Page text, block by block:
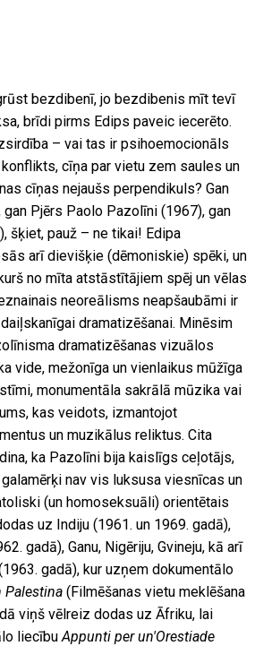
meklēt
bezdibenī, jo bezdibenis mīt tevī
brīdi pirms Edips paveic iecerēto.
– vai tas ir psihoemocionāls
cīņa par vietu zem saules un
cīņas nejaušs perpendikuls? Gan
gan Pjērs Paolo Pazolīni (1967), gan
šķiet, pauž – ne tikai! Edipa
arī dievišķie (dēmoniskie) spēki, un
no mīta atstāstītājiem spēj un vēlas
neoreālisms neapšaubāmi ir
dramatizēšanai. Minēsim
dramatizēšanas vizuālos
vide, mežonīga un vienlaikus mūžīga
monumentāla sakrālā mūzika vai
kas veidots, izmantojot
un muzikālus reliktus. Cita
ka Pazolīni bija kaislīgs ceļotājs,
nav vis luksusa viesnīcas un
(un homoseksuāli) orientētais
uz Indiju (1961. un 1969. gadā),
gadā), Ganu, Nigēriju, Gvineju, kā arī
gadā), kur uzņem dokumentālo
Palestina (Filmēšanas vietu meklēšana
viņš vēlreiz dodas uz Āfriku, lai
liecībuAppunti per un'Orestiade